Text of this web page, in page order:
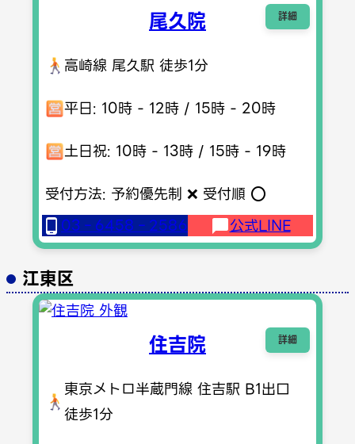
詳細
尾久院
高崎線 尾久駅 徒歩1分
平日: 10時 - 12時 / 15時 - 20時
土日祝: 10時 - 13時 / 15時 - 19時
受付方法: 予約優先制 ❌ 受付順 ⭕️
03‐6458‐2586
公式LINE
江東区
詳細
住吉院
東京メトロ半蔵門線 住吉駅 B1出口
徒歩1分